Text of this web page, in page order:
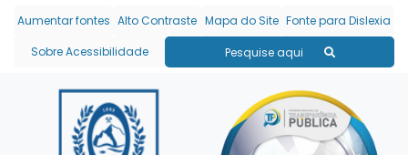
Seção de atalhos e
Ir para o conteúdo [alt+1]
Ir para o menu [alt+2]
Ir para a busca [alt+3]
Ir para o rodapé [alt+4]
Aumentar fontes Alto Contraste Mapa do Site Fonte para Dislexia
Sobre Acessibilidade
Pesquise aqui